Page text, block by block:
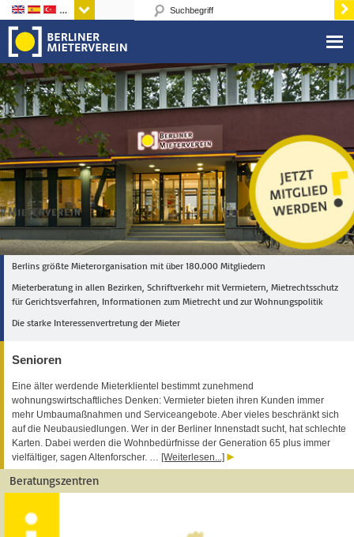
Sprachen
Berlins größte Mieterorganisation mit über 180.000 Mitgliedern
Mieterberatung in allen Bezirken, Schriftverkehr mit Vermietern, Mietrechtsschutz
für Gerichtsverfahren, Informationen zum Mietrecht und zur Wohnungspolitik
Die starke Interessenvertretung der Mieter
Senioren
Eine älter werdende Mieterklientel bestimmt zunehmend
wohnungswirtschaftliches Denken: Vermieter bieten ihren Kunden immer
mehr Umbaumaßnahmen und Serviceangebote. Aber vieles beschränkt sich
auf die Neubausiedlungen. Wer in der Berliner Innenstadt sucht, hat schlechte
Karten. Dabei werden die Wohnbedürfnisse der Generation 65 plus immer
vielfältiger, sagen Altenforscher. … [Weiterlesen...]
Beratungszentren